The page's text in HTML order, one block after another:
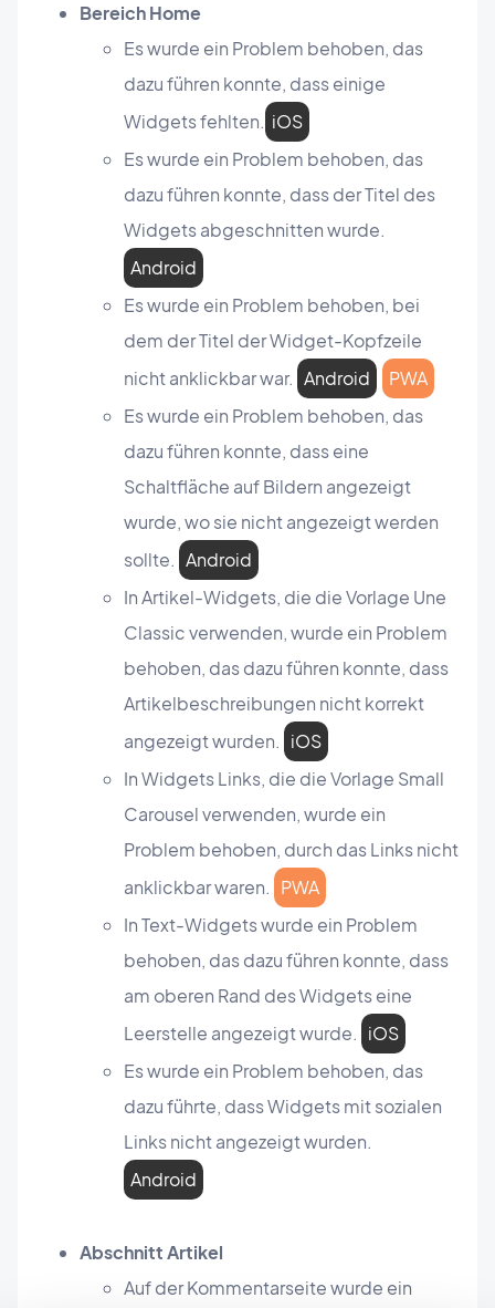
Bereich Home
Es wurde ein Problem behoben, das
dazu führen konnte, dass einige
Widgets fehlten. iOS
Es wurde ein Problem behoben, das
dazu führen konnte, dass der Titel des
Widgets abgeschnitten wurde.
Android
Es wurde ein Problem behoben, bei
dem der Titel der Widget-Kopfzeile
nicht anklickbar war. Android
PWA
Es wurde ein Problem behoben, das
dazu führen konnte, dass eine
Schaltfläche auf Bildern angezeigt
wurde, wo sie nicht angezeigt werden
sollte. Android
In Artikel-Widgets, die die Vorlage Une
Classic verwenden, wurde ein Problem
behoben, das dazu führen konnte, dass
Artikelbeschreibungen nicht korrekt
angezeigt wurden. iOS
In Widgets Links, die die Vorlage Small
Carousel verwenden, wurde ein
Problem behoben, durch das Links nicht
anklickbar waren. PWA
In Text-Widgets wurde ein Problem
behoben, das dazu führen konnte, dass
am oberen Rand des Widgets eine
Leerstelle angezeigt wurde. iOS
Es wurde ein Problem behoben, das
dazu führte, dass Widgets mit sozialen
Links nicht angezeigt wurden.
Android
Abschnitt Artikel
Auf der Kommentarseite wurde ein